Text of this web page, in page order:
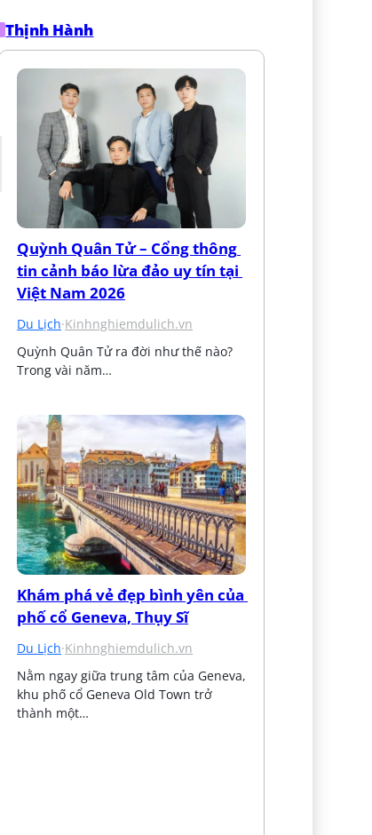
Thịnh Hành
Quỳnh Quân Tử – Cổng thông
tin cảnh báo lừa đảo uy tín tại
Việt Nam 2026
Du Lịch·Kinhnghiemdulich.vn
Quỳnh Quân Tử ra đời như thế nào?
Trong vài năm…
Khám phá vẻ đẹp bình yên của
phố cổ Geneva, Thụy Sĩ
Du Lịch·Kinhnghiemdulich.vn
Nằm ngay giữa trung tâm của Geneva,
khu phố cổ Geneva Old Town trở
thành một…